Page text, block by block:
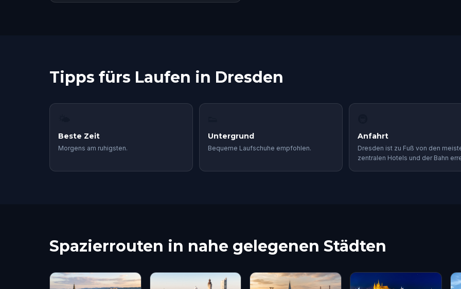
Tipps fürs Laufen in Dresden
Beste Zeit
Morgens am ruhigsten.
Untergrund
Bequeme Laufschuhe empfohlen.
Anfahrt
Dresden ist zu Fuß von den
zentralen Hotels und der Bahn
Spazierrouten in nahe gelegenen Städten